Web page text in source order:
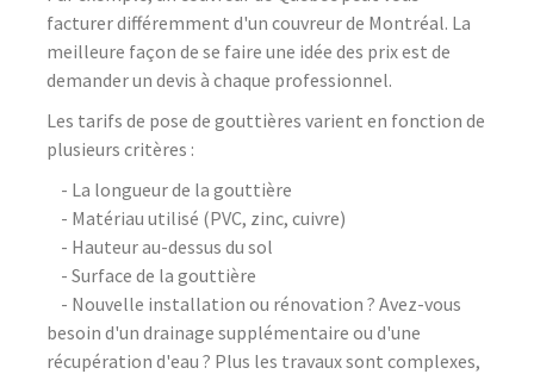
facturer différemment d'un couvreur de Montréal. La
meilleure façon de se faire une idée des prix est de
demander un devis à chaque professionnel.
Les tarifs de pose de gouttières varient en fonction de
plusieurs critères :
- La longueur de la gouttière
- Matériau utilisé (PVC, zinc, cuivre)
- Hauteur au-dessus du sol
- Surface de la gouttière
- Nouvelle installation ou rénovation ? Avez-vous
besoin d'un drainage supplémentaire ou d'une
récupération d'eau ? Plus les travaux sont complexes,